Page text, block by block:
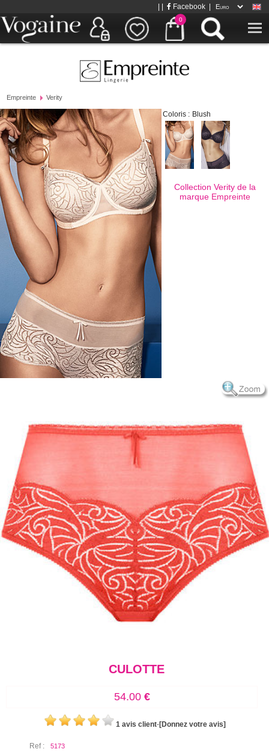
0
Facebook
Empreinte Verity
Coloris : Blush
Collection Verity de la
marque Empreinte
CULOTTE
54.00€
1 avis client-[Donnez votre avis]
Ref :
5173